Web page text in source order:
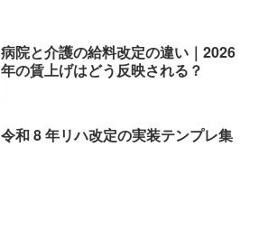
病院と介護の給料改定の違い｜2026
年の賃上げはどう反映される？
令和 8 年リハ改定の実装テンプレ集